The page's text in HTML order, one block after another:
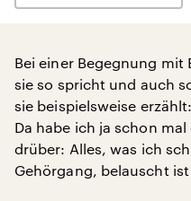
Bei einer Begegnung mit
sie so spricht und auch
sie beispielsweise
Da habe ich ja schon
drüber: Alles, was ich
Gehörgang, belauscht